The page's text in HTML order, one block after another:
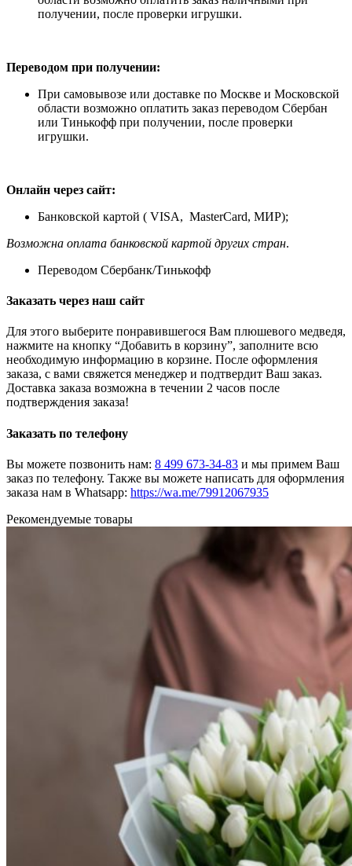
получении, после проверки игрушки.
Переводом при получении:
При самовывозе или доставке по Москве и Московской
области возможно оплатить заказ переводом Сбербан
или Тинькофф при получении, после проверки
игрушки.
Онлайн через сайт:
Банковской картой ( VISA, MasterCard, МИР);
Возможна оплата банковской картой других стран.
Переводом Сбербанк/Тинькофф
Заказать через наш сайт
Для этого выберите понравившегося Вам плюшевого медведя,
нажмите на кнопку “Добавить в корзину”, заполните всю
необходимую информацию в корзине. После оформления
заказа, с вами свяжется менеджер и подтвердит Ваш заказ.
Доставка заказа возможна в течении 2 часов после
подтверждения заказа!
Заказать по телефону
Вы можете позвонить нам: 8 499 673-34-83 и мы примем Ваш
заказ по телефону. Также вы можете написать для оформления
заказа нам в Whatsapp: https://wa.me/79912067935
Рекомендуемые товары